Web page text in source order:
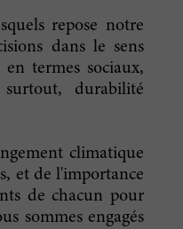
repose notre
dans le sens
termes sociaux,
durabilité
climatique
et de l'importance
de chacun pour
sommes engagés